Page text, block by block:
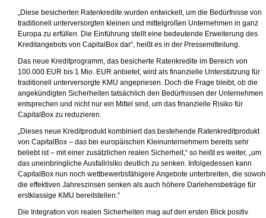
„Diese besicherten Ratenkredite wurden entwickelt, um die Bedürfnisse von
traditionell unterversorgten kleinen und mittelgroßen Unternehmen in ganz
Europa zu erfüllen. Die Einführung stellt eine bedeutende Erweiterung des
Kreditangebots von CapitalBox dar“, heißt es in der Pressemitteilung.
Das neue Kreditprogramm, das besicherte Ratenkredite im Bereich von
100.000 EUR bis 1 Mio. EUR anbietet, wird als finanzielle Unterstützung für
traditionell unterversorgte KMU angepriesen. Doch die Frage bleibt, ob die
angekündigten Sicherheiten tatsächlich den Bedürfnissen der Unternehmen
entsprechen und nicht nur ein Mittel sind, um das finanzielle Risiko für
CapitalBox zu reduzieren.
„Dieses neue Kreditprodukt kombiniert das bestehende Ratenkreditprodukt
von CapitalBox – das bei europäischen Kleinunternehmern bereits sehr
beliebt ist – mit einer zusätzlichen realen Sicherheit,“ so heißt es weiter, „um
das uneinbringliche Ausfallrisiko deutlich zu senken. Infolgedessen kann
CapitalBox nun noch wettbewerbsfähigere Angebote unterbreiten, die
die effektiven Jahreszinsen senken als auch höhere Darlehensbeträge für
erstklassige KMU bereitstellen.“
Die Integration von realen Sicherheiten mag auf den ersten Blick positiv